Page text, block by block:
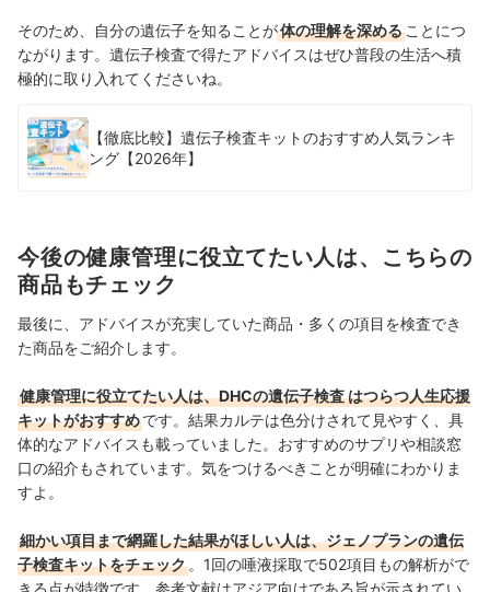
そのため、自分の遺伝子を知ることが体の理解を深める ことにつ
ながります。遺伝子検査で得たアドバイスはぜひ普段の生活へ積
極的に取り入れてくださいね。
【徹底比較】遺伝子検査キットのおすすめ人気ランキ
ング【2026年】
今後の健康管理に役立てたい人は、こちらの
商品もチェック
最後に、アドバイスが充実していた商品・多くの項目を検査でき
た商品をご紹介します。
健康管理に役立てたい人は、DHCの遺伝子検査 はつらつ人生応援
キットがおすすめです。結果カルテは色分けされて見やすく、具
体的なアドバイスも載っていました。おすすめのサプリや相談窓
口の紹介もされています。気をつけるべきことが明確にわかりま
すよ。
細かい項目まで網羅した結果がほしい人は、ジェノプランの遺伝
子検査キットをチェック 。1回の唾液採取で502項目もの解析がで
きる点が特徴です。参考文献はアジア向けである旨が示されてい